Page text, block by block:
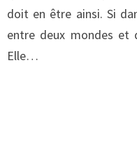
doit en être ainsi. Si
entre deux mondes et
Elle…